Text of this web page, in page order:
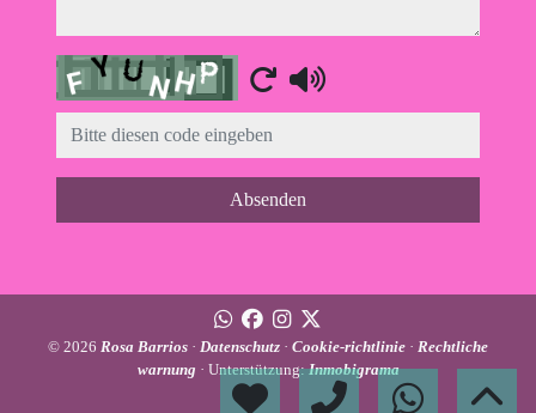
Captcha
Absenden
© 2026 Rosa Barrios · Datenschutz · Cookie-richtlinie · Rechtliche
warnung · Unterstützung:Inmobigrama